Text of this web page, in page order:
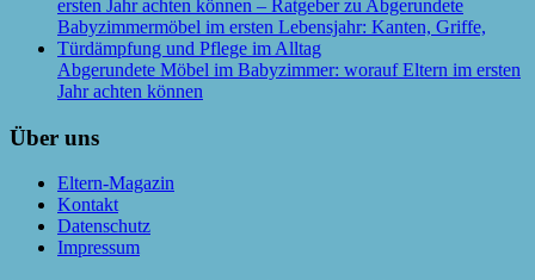
Abgerundete Möbel im Babyzimmer: worauf Eltern im ersten
Jahr achten können
Über uns
Eltern-Magazin
Kontakt
Datenschutz
Impressum